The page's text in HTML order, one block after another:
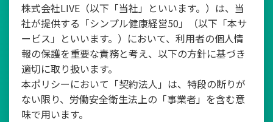
株式会社LIVE（以下「当社」といいます。）は、当
社が提供する「シンプル健康経営50」（以下「本サ
ービス」といいます。）において、利用者の個人情
報の保護を重要な責務と考え、以下の方針に基づき
適切に取り扱います。
本ポリシーにおいて「契約法人」は、特段の断りが
ない限り、労働安全衛生法上の「事業者」を含む意
味で用います。